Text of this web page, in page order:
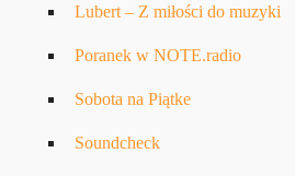
Lubert – Z miłości do muzyki
Poranek w NOTE.radio
Sobota na Piątke
Soundcheck